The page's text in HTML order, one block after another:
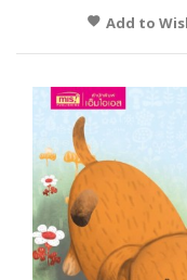
Add to